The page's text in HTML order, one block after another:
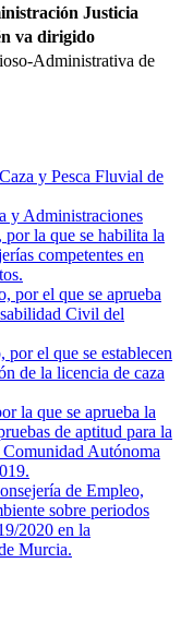
Justicia
va dirigido
Administrativa de
y Pesca Fluvial de
y Administraciones
la que se habilita la
competentes en
por el que se aprueba
Civil del
el que se establecen
de la licencia de caza
la que se aprueba la
de aptitud para la
Autónoma
de Empleo,
sobre periodos
2020 en la
Murcia.